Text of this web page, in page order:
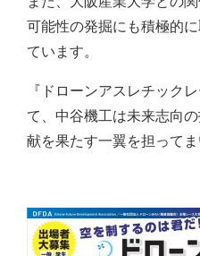
可能性の発掘にも積極的
ています。
『ドローンアスレチック
て、中谷機工は未来志向
献を果たす一翼を担ってま